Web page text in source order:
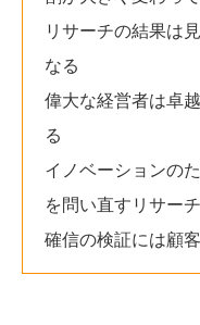
リサーチの結果は
なる
偉大な経営者は卓
る
イノベーションの
を問い直すリサー
確信の検証には顧